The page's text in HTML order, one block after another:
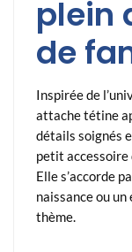
plein
de
Inspirée de
attache tétine
détails soignés
petit accessoire
Elle s’accorde
naissance ou
thème.